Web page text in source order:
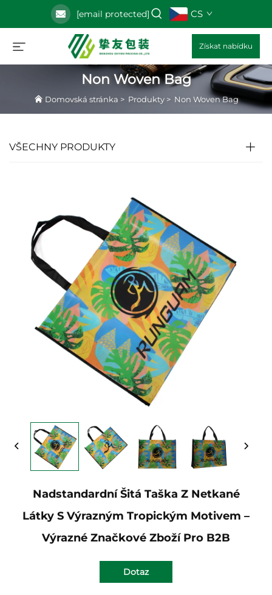
[email protected] CS
Získat nabídku
Non Woven Bag
Domovská stránka > Produkty> Non Woven Bag
VŠECHNY PRODUKTY
Nadstandardní Šitá Taška Z Netkané
Látky S Výrazným Tropickým Motivem –
Výrazné Značkové Zboží Pro B2B
Dotaz